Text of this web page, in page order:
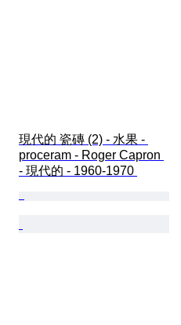
現代的 瓷磚 (2) - 水果 -
proceram - Roger Capron
- 現代的 - 1960-1970